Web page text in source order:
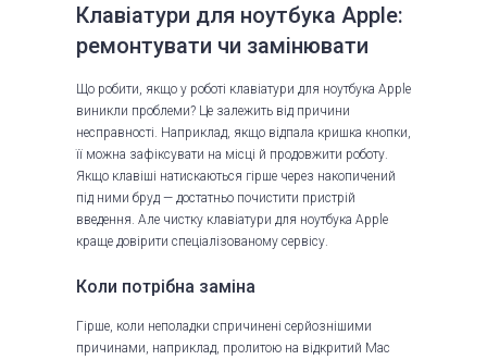
Клавіатури для ноутбука Apple:
ремонтувати чи замінювати
Що робити, якщо у роботі клавіатури для ноутбука Apple
виникли проблеми? Це залежить від причини
несправності. Наприклад, якщо відпала кришка кнопки,
її можна зафіксувати на місці й продовжити роботу.
Якщо клавіші натискаються гірше через накопичений
під ними бруд — достатньо почистити пристрій
введення. Але чистку клавіатури для ноутбука Apple
краще довірити спеціалізованому сервісу.
Коли потрібна заміна
Гірше, коли неполадки спричинені серйознішими
причинами, наприклад, пролитою на відкритий Mac